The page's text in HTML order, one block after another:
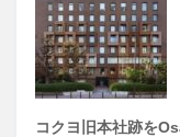
コクヨ旧本社跡を